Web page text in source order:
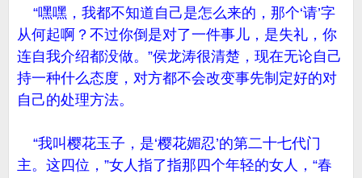
“嘿嘿，我都不知道自己是怎么来的，那个‘请’字
从何起啊？不过你倒是对了一件事儿，是失礼，你
连自我介绍都没做。”侯龙涛很清楚，现在无论自己
持一种什么态度，对方都不会改变事先制定好的对
自己的处理方法。
“我叫樱花玉子，是‘樱花媚忍’的第二十七代门
主。这四位，”女人指了指那四个年轻的女人，“春